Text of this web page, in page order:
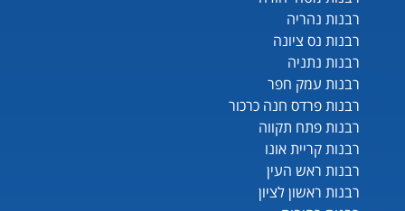
רבנות נהריה
רבנות נס ציונה
רבנות נתניה
רבנות עמק חפר
רבנות פרדס חנה כרכור
רבנות פתח תקווה
רבנות קריית אונו
רבנות ראש העין
רבנות ראשון לציון